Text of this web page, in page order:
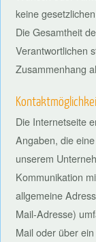
keine
Die Gesamtheit
Verantwortlichen
Zusammenhang
Die Internetseite
Angaben, die
unserem
Kommunikation
allgemeine
Mail-Adresse)
Mail oder über